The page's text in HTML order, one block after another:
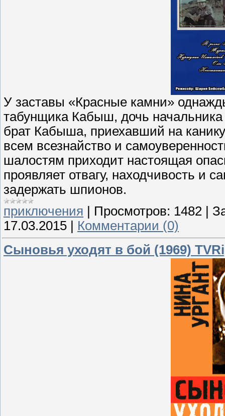
У заставы «Красные камни»
табунщика Кабыш, дочь
брат Кабыша, приехавший на
всем всезнайство и
шалостям приходит настоящая
проявляет отвагу, находчивость и
задержать шпионов.
приключения
Просмотров: 1482
17.03.2015
Комментарии (0)
Сыновья уходят в бой (1969)